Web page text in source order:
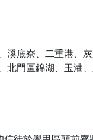
溪底寮、二重港、
門區錦湖、玉港